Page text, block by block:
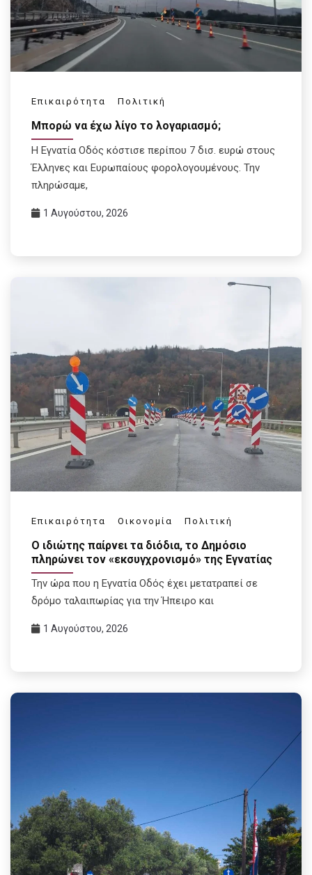
Επικαιρότητα Πολιτική
Μπορώ να έχω λίγο το λογαριασμό;
Η Εγνατία Οδός κόστισε περίπου 7 δισ. ευρώ στους
Έλληνες και Ευρωπαίους φορολογουμένους. Την
πληρώσαμε,
1 Αυγούστου, 2026
Επικαιρότητα Οικονομία Πολιτική
Ο ιδιώτης παίρνει τα διόδια, το Δημόσιο
πληρώνει τον «εκσυγχρονισμό» της Εγνατίας
Την ώρα που η Εγνατία Οδός έχει μετατραπεί σε
δρόμο ταλαιπωρίας για την Ήπειρο και
1 Αυγούστου, 2026